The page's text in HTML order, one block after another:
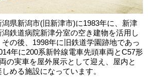
県新潟市(旧新津市)に1983年に、新津
鉄道病院新津分室の空き建物を活用し
の後、1998年に旧鉄道学園跡地であっ
年に200系新幹線電車先頭車両とC57形
の実車を屋外展示として迎え、屋内と
める施設になっています。